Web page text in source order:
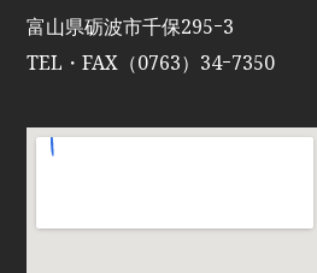
富山県砺波市千保295ｰ3
TEL・FAX（0763）34ｰ7350